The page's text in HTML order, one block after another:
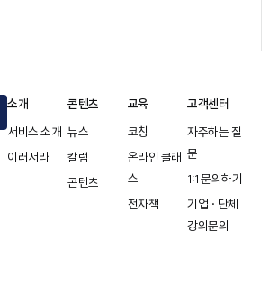
소개
서비스 소개
이러서라
콘텐츠
뉴스
칼럼
콘텐츠
교육
코칭
온라인 클래
스
전자책
고객센터
자주하는 질
문
1:1 문의하기
기업 · 단체
강의문의